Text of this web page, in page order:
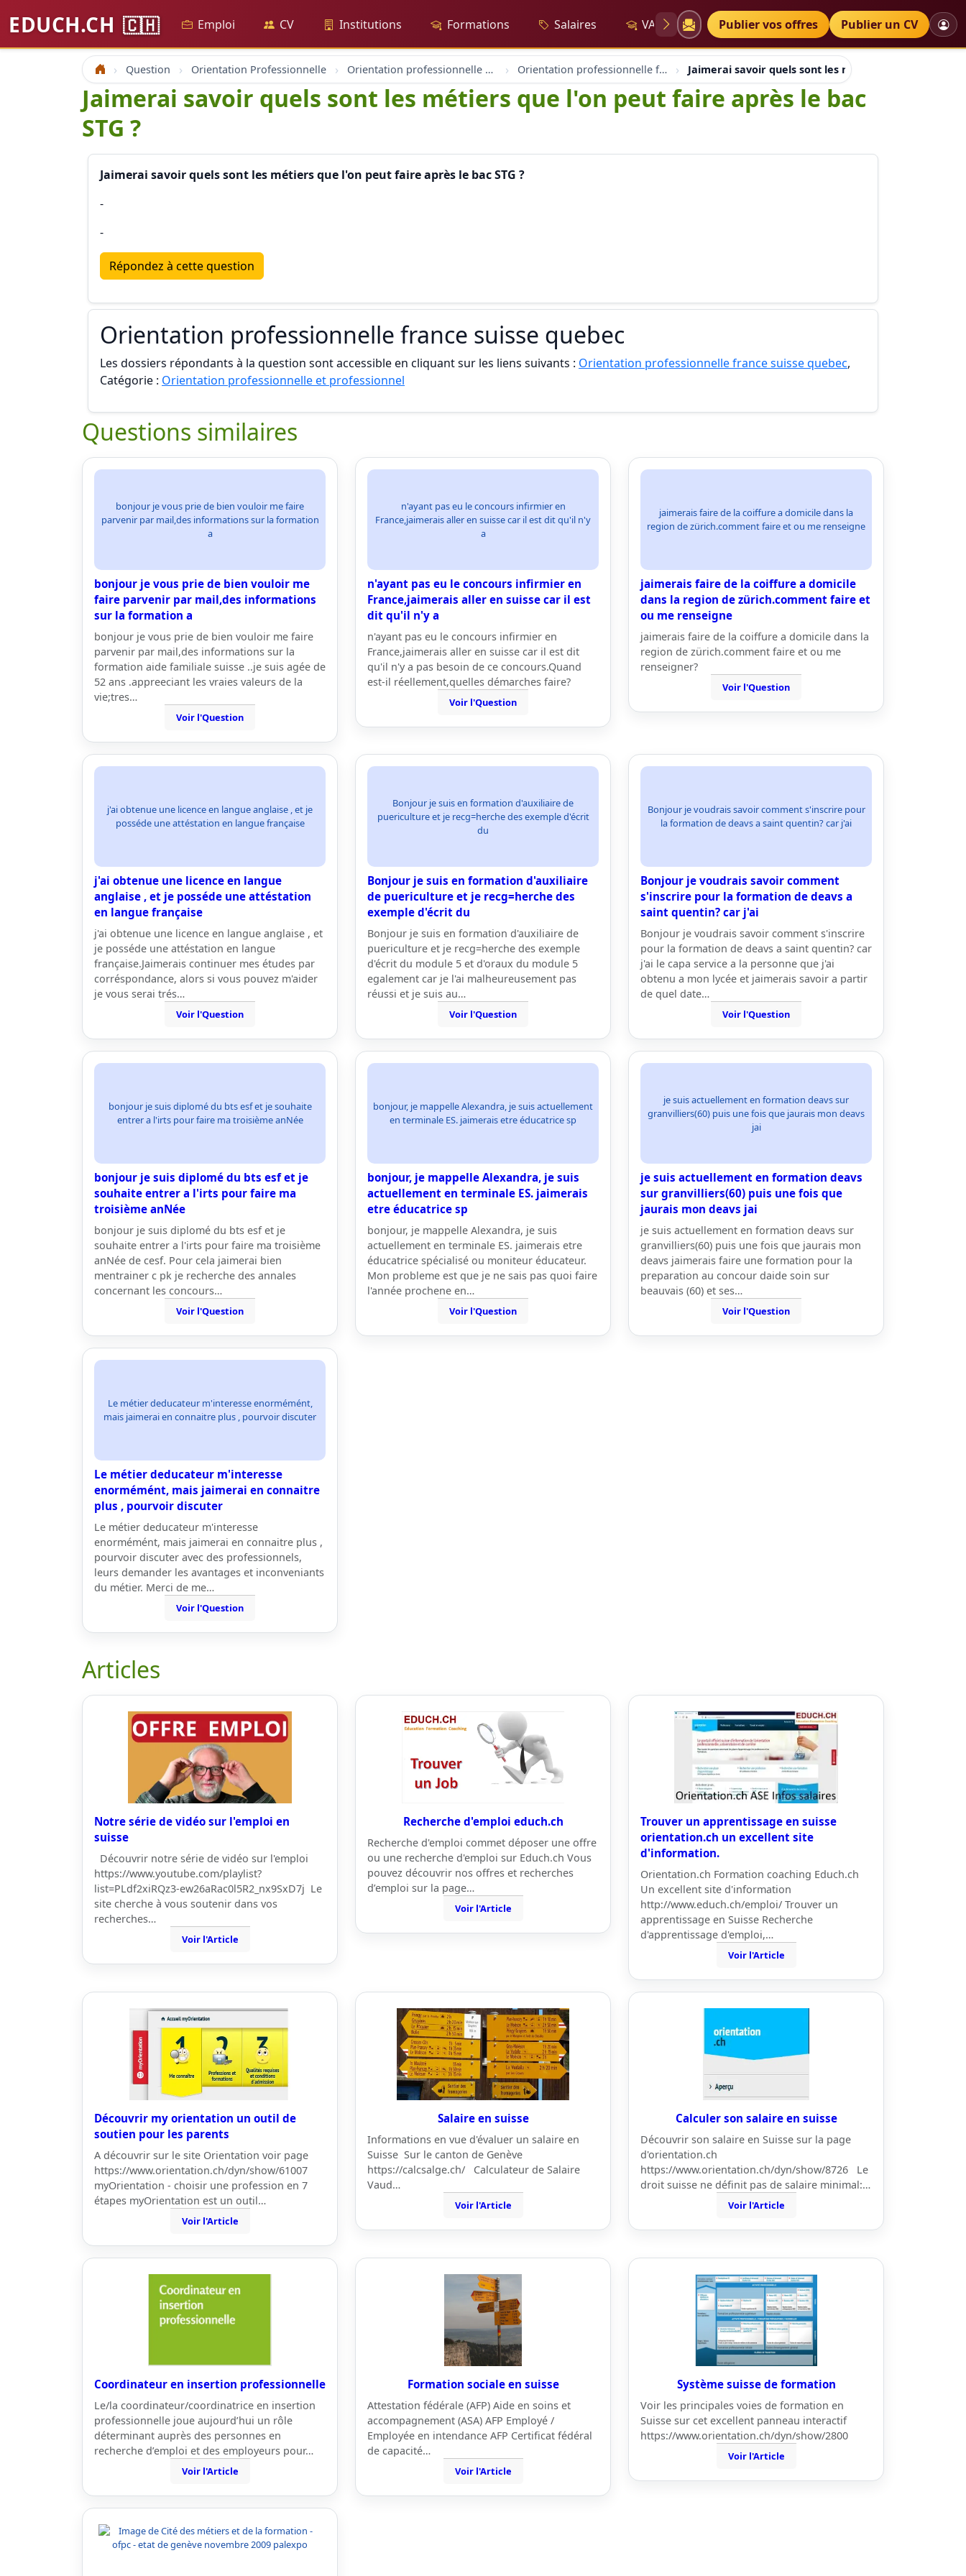
EDUCH.CH 🇨🇭 Emploi CV Institutions Formations Salaires VAE Diplômes Petites annonces
Publier vos offres Publier un CV
Accueil Question Orientation Professionnelle Orientation professionnelle et professionnel Orientation professionnelle france suisse quebec Jaimerai savoir quels sont les métiers que l'on peut
Jaimerai savoir quels sont les métiers que l'on peut faire après le bac
STG ?
Jaimerai savoir quels sont les métiers que l'on peut faire après le bac STG ?
-
-
Répondez à cette question
Orientation professionnelle france suisse quebec
Les dossiers répondants à la question sont accessible en cliquant sur les liens suivants : Orientation professionnelle france suisse quebec,
Catégorie : Orientation professionnelle et professionnel
Questions similaires
bonjour je vous prie de bien vouloir me faire
parvenir par mail,des informations sur la formation
a
bonjour je vous prie de bien vouloir me
faire parvenir par mail,des informations
sur la formation a
bonjour je vous prie de bien vouloir me faire
parvenir par mail,des informations sur la
formation aide familiale suisse ..je suis agée de
52 ans .appreeciant les vraies valeurs de la
vie;tres…
Voir l'Question
n'ayant pas eu le concours infirmier en
France,jaimerais aller en suisse car il est dit qu'il n'y
a
n'ayant pas eu le concours infirmier en
France,jaimerais aller en suisse car il est
dit qu'il n'y a
n'ayant pas eu le concours infirmier en
France,jaimerais aller en suisse car il est dit
qu'il n'y a pas besoin de ce concours.Quand
est-il réellement,quelles démarches faire?
Voir l'Question
jaimerais faire de la coiffure a domicile dans la
region de zürich.comment faire et ou me renseigne
jaimerais faire de la coiffure a domicile
dans la region de zürich.comment faire et
ou me renseigne
jaimerais faire de la coiffure a domicile dans la
region de zürich.comment faire et ou me
renseigner?
Voir l'Question
j'ai obtenue une licence en langue anglaise , et je
posséde une attéstation en langue française
j'ai obtenue une licence en langue
anglaise , et je posséde une attéstation
en langue française
j'ai obtenue une licence en langue anglaise , et
je posséde une attéstation en langue
française.Jaimerais continuer mes études par
corréspondance, alors si vous pouvez m'aider
je vous serai trés…
Voir l'Question
Bonjour je suis en formation d'auxiliaire de
puericulture et je recg=herche des exemple d'écrit
du
Bonjour je suis en formation d'auxiliaire
de puericulture et je recg=herche des
exemple d'écrit du
Bonjour je suis en formation d'auxiliaire de
puericulture et je recg=herche des exemple
d'écrit du module 5 et d'oraux du module 5
egalement car je l'ai malheureusement pas
réussi et je suis au…
Voir l'Question
Bonjour je voudrais savoir comment s'inscrire pour
la formation de deavs a saint quentin? car j'ai
Bonjour je voudrais savoir comment
s'inscrire pour la formation de deavs a
saint quentin? car j'ai
Bonjour je voudrais savoir comment s'inscrire
pour la formation de deavs a saint quentin? car
j'ai le capa service a la personne que j'ai
obtenu a mon lycée et jaimerais savoir a partir
de quel date…
Voir l'Question
bonjour je suis diplomé du bts esf et je souhaite
entrer a l'irts pour faire ma troisième anNée
bonjour je suis diplomé du bts esf et je
souhaite entrer a l'irts pour faire ma
troisième anNée
bonjour je suis diplomé du bts esf et je
souhaite entrer a l'irts pour faire ma troisième
anNée de cesf. Pour cela jaimerai bien
mentrainer c pk je recherche des annales
concernant les concours…
Voir l'Question
bonjour, je mappelle Alexandra, je suis actuellement
en terminale ES. jaimerais etre éducatrice sp
bonjour, je mappelle Alexandra, je suis
actuellement en terminale ES. jaimerais
etre éducatrice sp
bonjour, je mappelle Alexandra, je suis
actuellement en terminale ES. jaimerais etre
éducatrice spécialisé ou moniteur éducateur.
Mon probleme est que je ne sais pas quoi faire
l'année prochene en…
Voir l'Question
je suis actuellement en formation deavs sur
granvilliers(60) puis une fois que jaurais mon deavs
jai
je suis actuellement en formation deavs
sur granvilliers(60) puis une fois que
jaurais mon deavs jai
je suis actuellement en formation deavs sur
granvilliers(60) puis une fois que jaurais mon
deavs jaimerais faire une formation pour la
preparation au concour daide soin sur
beauvais (60) et ses…
Voir l'Question
Le métier deducateur m'interesse enormémént,
mais jaimerai en connaitre plus , pourvoir discuter
Le métier deducateur m'interesse
enormémént, mais jaimerai en connaitre
plus , pourvoir discuter
Le métier deducateur m'interesse
enormémént, mais jaimerai en connaitre plus ,
pourvoir discuter avec des professionnels,
leurs demander les avantages et inconveniants
du métier. Merci de me…
Voir l'Question
Articles
Notre série de vidéo sur l'emploi en
suisse
Découvrir notre série de vidéo sur l'emploi
https://www.youtube.com/playlist?
list=PLdf2xiRQz3-ew26aRac0l5R2_nx9SxD7j Le
site cherche à vous soutenir dans vos
recherches…
Voir l'Article
Recherche d'emploi educh.ch
Recherche d'emploi commet déposer une offre
ou une recherche d'emploi sur Educh.ch Vous
pouvez découvrir nos offres et recherches
d’emploi sur la page…
Voir l'Article
Trouver un apprentissage en suisse
orientation.ch un excellent site
d'information.
Orientation.ch Formation coaching Educh.ch
Un excellent site d'information
http://www.educh.ch/emploi/ Trouver un
apprentissage en Suisse Recherche
d'apprentissage d'emploi,…
Voir l'Article
Découvrir my orientation un outil de
soutien pour les parents
A découvrir sur le site Orientation voir page
https://www.orientation.ch/dyn/show/61007
myOrientation - choisir une profession en 7
étapes myOrientation est un outil…
Voir l'Article
Salaire en suisse
Informations en vue d'évaluer un salaire en
Suisse Sur le canton de Genève
https://calcsalge.ch/ Calculateur de Salaire
Vaud…
Voir l'Article
Calculer son salaire en suisse
Découvrir son salaire en Suisse sur la page
d'orientation.ch
https://www.orientation.ch/dyn/show/8726 Le
droit suisse ne définit pas de salaire minimal:…
Voir l'Article
Coordinateur en insertion professionnelle
Le/la coordinateur/coordinatrice en insertion
professionnelle joue aujourd’hui un rôle
déterminant auprès des personnes en
recherche d’emploi et des employeurs pour…
Voir l'Article
Formation sociale en suisse
Attestation fédérale (AFP) Aide en soins et
accompagnement (ASA) AFP Employé /
Employée en intendance AFP Certificat fédéral
de capacité…
Voir l'Article
Système suisse de formation
Voir les principales voies de formation en
Suisse sur cet excellent panneau interactif
https://www.orientation.ch/dyn/show/2800
Voir l'Article